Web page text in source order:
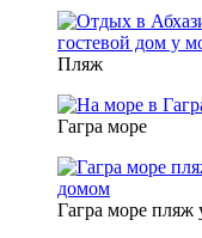
Пляж
Гагра море
Гагра море пляж